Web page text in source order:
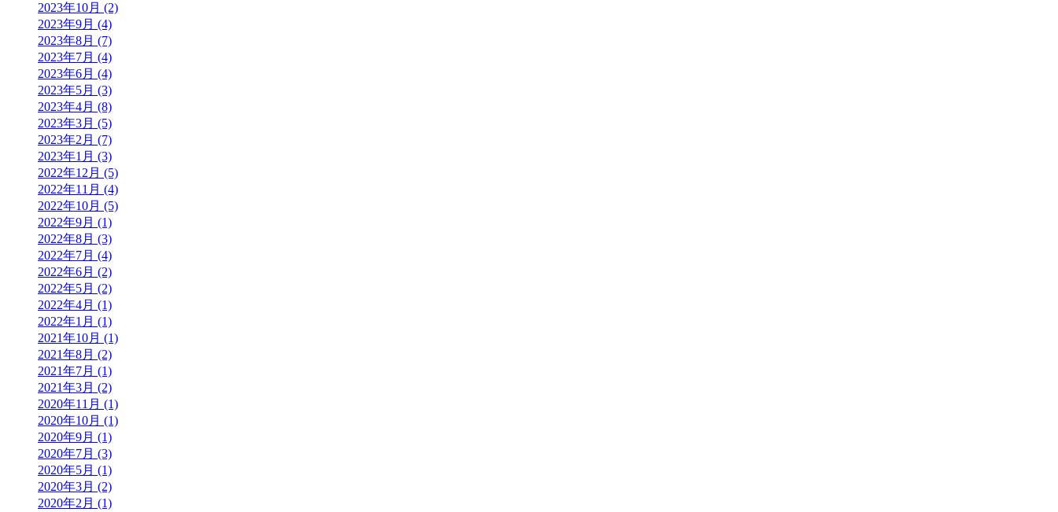
2023年10月 (2)
2023年9月 (4)
2023年8月 (7)
2023年7月 (4)
2023年6月 (4)
2023年5月 (3)
2023年4月 (8)
2023年3月 (5)
2023年2月 (7)
2023年1月 (3)
2022年12月 (5)
2022年11月 (4)
2022年10月 (5)
2022年9月 (1)
2022年8月 (3)
2022年7月 (4)
2022年6月 (2)
2022年5月 (2)
2022年4月 (1)
2022年1月 (1)
2021年10月 (1)
2021年8月 (2)
2021年7月 (1)
2021年3月 (2)
2020年11月 (1)
2020年10月 (1)
2020年9月 (1)
2020年7月 (3)
2020年5月 (1)
2020年3月 (2)
2020年2月 (1)